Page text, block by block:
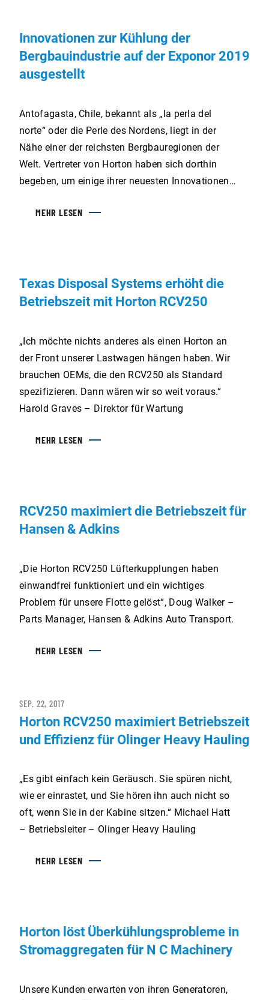
Innovationen zur Kühlung der
Bergbauindustrie auf der Exponor 2019
ausgestellt
Antofagasta, Chile, bekannt als „la perla del
norte“ oder die Perle des Nordens, liegt in der
Nähe einer der reichsten Bergbauregionen der
Welt. Vertreter von Horton haben sich dorthin
begeben, um einige ihrer neuesten Innovationen
die Bergbauindustrie auf der Exponor 2019 zu
MEHR LESEN
Texas Disposal Systems erhöht die
Betriebszeit mit Horton RCV250
„Ich möchte nichts anderes als einen Horton an
der Front unserer Lastwagen hängen haben. Wir
brauchen OEMs, die den RCV250 als Standard
spezifizieren. Dann wären wir so weit voraus.“
Harold Graves – Direktor für Wartung
MEHR LESEN
RCV250 maximiert die Betriebszeit für
Hansen & Adkins
„Die Horton RCV250 Lüfterkupplungen haben
einwandfrei funktioniert und ein wichtiges
Problem für unsere Flotte gelöst“, Doug Walker –
Parts Manager, Hansen & Adkins Auto Transport.
MEHR LESEN
SEP. 22, 2017
Horton RCV250 maximiert Betriebszeit
und Effizienz für Olinger Heavy Hauling
„Es gibt einfach kein Geräusch. Sie spüren nicht,
wie er einrastet, und Sie hören ihn auch nicht so
oft, wenn Sie in der Kabine sitzen.“ Michael Hatt
– Betriebsleiter – Olinger Heavy Hauling
MEHR LESEN
Horton löst Überkühlungsprobleme in
Stromaggregaten für N C Machinery
Unsere Kunden erwarten von ihren Generatoren,